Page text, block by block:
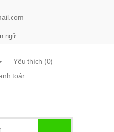
ngữ
Yêu thích (0)
toán